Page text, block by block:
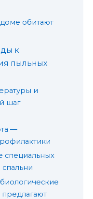
доме обитают
к
пыльных
и
шаг
—
специальных